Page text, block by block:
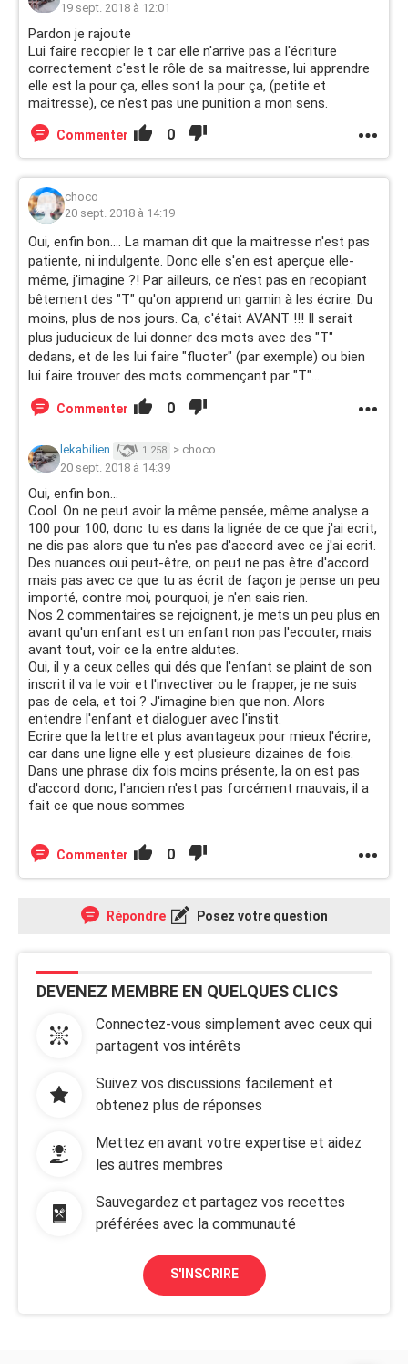
19 sept. 2018 à 12:01
Pardon je rajoute
Lui faire recopier le t car elle n'arrive pas a l'écriture
correctement c'est le rôle de sa maitresse, lui apprendre
elle est la pour ça, elles sont la pour ça, (petite et
maitresse), ce n'est pas une punition a mon sens.
Commenter 0
choco
20 sept. 2018 à 14:19
Oui, enfin bon.... La maman dit que la maitresse n'est pas
patiente, ni indulgente. Donc elle s'en est aperçue elle-
même, j'imagine ?! Par ailleurs, ce n'est pas en recopiant
bêtement des "T" qu'on apprend un gamin à les écrire. Du
moins, plus de nos jours. Ca, c'était AVANT !!! Il serait
plus juducieux de lui donner des mots avec des "T"
dedans, et de les lui faire "fluoter" (par exemple) ou bien
lui faire trouver des mots commençant par "T"...
Commenter 0
lekabilien 1 258 > choco
20 sept. 2018 à 14:39
Oui, enfin bon...
Cool. On ne peut avoir la même pensée, même analyse a
100 pour 100, donc tu es dans la lignée de ce que j'ai ecrit,
ne dis pas alors que tu n'es pas d'accord avec ce j'ai ecrit.
Des nuances oui peut-être, on peut ne pas être d'accord
mais pas avec ce que tu as écrit de façon je pense un peu
importé, contre moi, pourquoi, je n'en sais rien.
Nos 2 commentaires se rejoignent, je mets un peu plus en
avant qu'un enfant est un enfant non pas l'ecouter, mais
avant tout, voir ce la entre aldutes.
Oui, il y a ceux celles qui dés que l'enfant se plaint de son
inscrit il va le voir et l'invectiver ou le frapper, je ne suis
pas de cela, et toi ? J'imagine bien que non. Alors
entendre l'enfant et dialoguer avec l'instit.
Ecrire que la lettre et plus avantageux pour mieux l'écrire,
car dans une ligne elle y est plusieurs dizaines de fois.
Dans une phrase dix fois moins présente, la on est pas
d'accord donc, l'ancien n'est pas forcément mauvais, il a
fait ce que nous sommes
Commenter 0
Répondre Posez votre question
DEVENEZ MEMBRE EN QUELQUES CLICS
Connectez-vous simplement avec ceux qui
partagent vos intérêts
Suivez vos discussions facilement et
obtenez plus de réponses
Mettez en avant votre expertise et aidez
les autres membres
Sauvegardez et partagez vos recettes
préférées avec la communauté
S'INSCRIRE